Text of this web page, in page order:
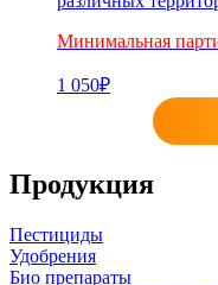
Минимальная
1 050₽
Продукция
Пестициды
Удобрения
Био препараты